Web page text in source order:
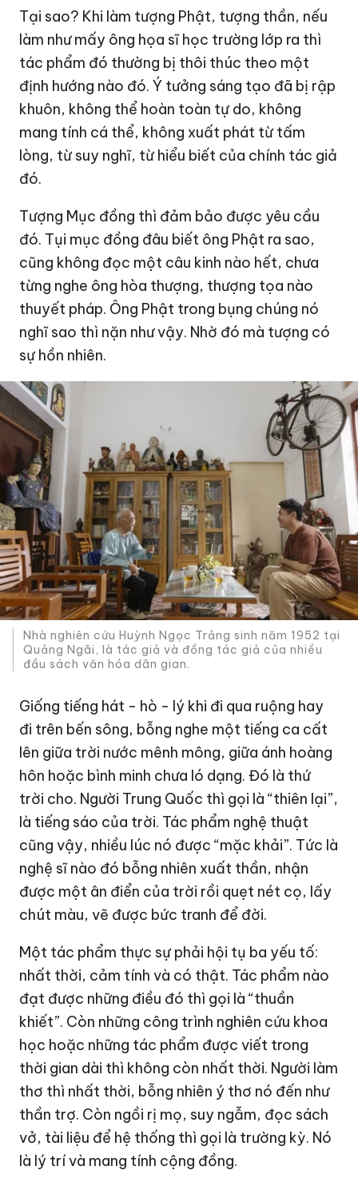
Tại sao? Khi làm tượng Phật, tượng thần, nếu
làm như mấy ông họa sĩ học trường lớp ra thì
tác phẩm đó thường bị thôi thúc theo một
định hướng nào đó. Ý tưởng sáng tạo đã bị rập
khuôn, không thể hoàn toàn tự do, không
mang tính cá thể, không xuất phát từ tấm
lòng, từ suy nghĩ, từ hiểu biết của chính tác giả
đó.
Tượng Mục đồng thì đảm bảo được yêu cầu
đó. Tụi mục đồng đâu biết ông Phật ra sao,
cũng không đọc một câu kinh nào hết, chưa
từng nghe ông hòa thượng, thượng tọa nào
thuyết pháp. Ông Phật trong bụng chúng nó
nghĩ sao thì nặn như vậy. Nhờ đó mà tượng có
sự hồn nhiên.
Nhà nghiên cứu Huỳnh Ngọc Trảng sinh năm 1952 tại
Quảng Ngãi, là tác giả và đồng tác giả của nhiều
đầu sách văn hóa dân gian.
Giống tiếng hát - hò - lý khi đi qua ruộng hay
đi trên bến sông, bỗng nghe một tiếng ca cất
lên giữa trời nước mênh mông, giữa ánh hoàng
hôn hoặc bình minh chưa ló dạng. Đó là thứ
trời cho. Người Trung Quốc thì gọi là “thiên lại”,
là tiếng sáo của trời. Tác phẩm nghệ thuật
cũng vậy, nhiều lúc nó được “mặc khải”. Tức là
nghệ sĩ nào đó bỗng nhiên xuất thần, nhận
được một ân điển của trời rồi quẹt nét cọ, lấy
chút màu, vẽ được bức tranh để đời.
Một tác phẩm thực sự phải hội tụ ba yếu tố:
nhất thời, cảm tính và có thật. Tác phẩm nào
đạt được những điều đó thì gọi là “thuần
khiết”. Còn những công trình nghiên cứu khoa
học hoặc những tác phẩm được viết trong
thời gian dài thì không còn nhất thời. Người làm
thơ thì nhất thời, bỗng nhiên ý thơ nó đến như
thần trợ. Còn ngồi rị mọ, suy ngẫm, đọc sách
vở, tài liệu để hệ thống thì gọi là trường kỳ. Nó
là lý trí và mang tính cộng đồng.